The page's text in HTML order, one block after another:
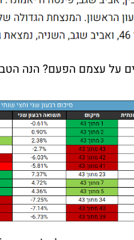
על עצמם הפעם? הנה